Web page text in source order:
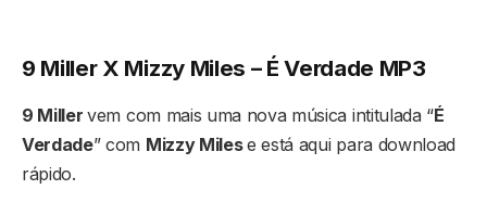
9 Miller X Mizzy Miles – É Verdade MP3
9 Millervem com mais uma nova música intitulada “É
Verdade” com Mizzy Milese está aqui para download
rápido.